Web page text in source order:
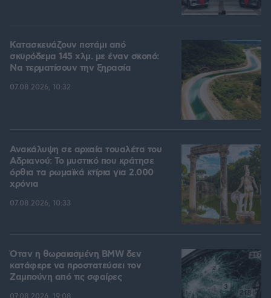
Κατασκευάζουν ποτάμι από
σκυρόδεμα 145 χλμ. με έναν σκοπό:
Να τερματίσουν την ξηρασία
07.08.2026, 10:32
Ανακάλυψη σε αρχαία τουαλέτα του
Αδριανού: Το μυστικό που κράτησε
όρθια τα ρωμαϊκά κτίρια για 2.000
χρόνια
07.08.2026, 10:33
Όταν η θωρακισμένη BMW δεν
κατάφερε να προστατεύσει τον
Ζαμπούνη από τις σφαίρες